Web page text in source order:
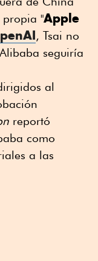
propia "Apple
, Tsai no
seguiría
al
reportó
como
a las